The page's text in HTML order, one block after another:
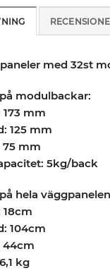
med 32st
modulbackar:
173 mm
125 mm
75 mm
5kg/back
hela
18cm
104cm
44cm
kg